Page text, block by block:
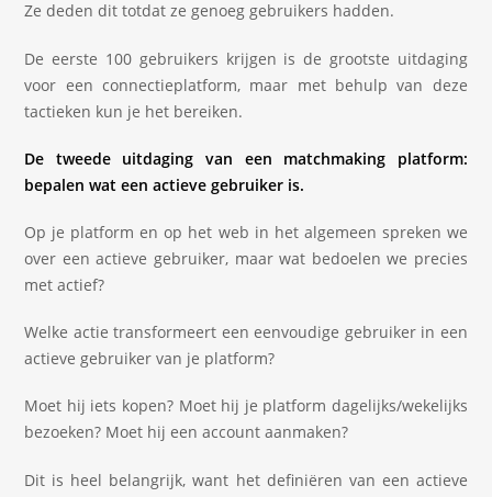
Ze deden dit totdat ze genoeg gebruikers hadden.
De eerste 100 gebruikers krijgen is de grootste uitdaging
voor een connectieplatform, maar met behulp van deze
tactieken kun je het bereiken.
De tweede uitdaging van een matchmaking platform:
bepalen wat een actieve gebruiker is.
Op je platform en op het web in het algemeen spreken we
over een actieve gebruiker, maar wat bedoelen we precies
met actief?
Welke actie transformeert een eenvoudige gebruiker in een
actieve gebruiker van je platform?
Moet hij iets kopen? Moet hij je platform dagelijks/wekelijks
bezoeken? Moet hij een account aanmaken?
Dit is heel belangrijk, want het definiëren van een actieve